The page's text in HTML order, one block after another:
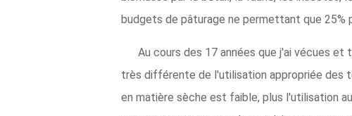
budgets de pâturage ne permettant que 25%
Au cours des 17 années que j'ai vécues et
très différente de l'utilisation appropriée des
en matière sèche est faible, plus l'utilisation